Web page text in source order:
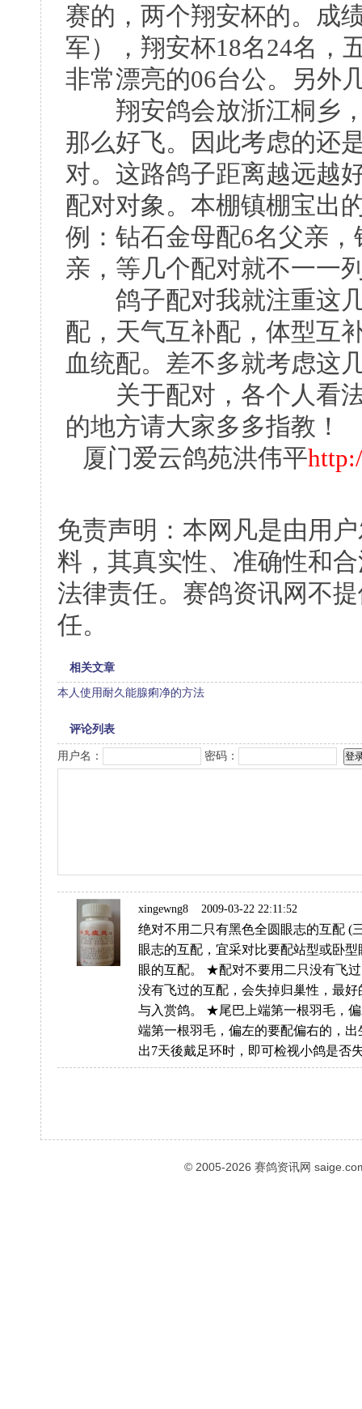
赛的，两个翔安杯的。成
军），翔安杯18名24名，
非常漂亮的06台公。另外
翔安鸽会放浙江桐乡，
那么好飞。因此考虑的还
对。这路鸽子距离越远越
配对对象。本棚镇棚宝出
例：钻石金母配6名父亲
亲，等几个配对就不一一
鸽子配对我就注重这几
配，天气互补配，体型互
血统配。差不多就考虑这
关于配对，各个人看法
的地方请大家多多指教！
厦门爱云鸽苑洪伟平
免责声明：本网凡是由用
料，其真实性、准确性和
法律责任。赛鸽资讯网不
任。
相关文章
本人使用耐久能腺痢净的方法
评论列表
用户名： 密码：
xingewng8 2009-03-22 22:11:52
绝对不用二只有黑色全圆眼志的互配 (
眼志的互配，宜采对比要配站型或卧
眼的互配。 ★配对不要用二只没有飞
没有飞过的互配，会失掉归巢性，最
与入赏鸽。 ★尾巴上端第一根羽毛，
端第一根羽毛，偏左的要配偏右的，
出7天後戴足环时，即可检视小鸽是否
© 2005-2026 赛鸽资讯网